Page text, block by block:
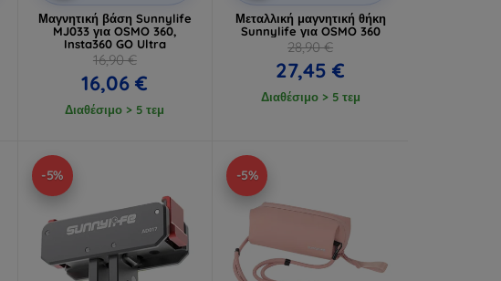
Μαγνητική βάση Sunnylife
MJ033 για OSMO 360,
Insta360 GO Ultra
16,90 €
16,06 €
Διαθέσιμο > 5 τεμ
Μεταλλική μαγνητική θήκη
Sunnylife για OSMO 360
28,90 €
27,45 €
Διαθέσιμο > 5 τεμ
-5% -5%